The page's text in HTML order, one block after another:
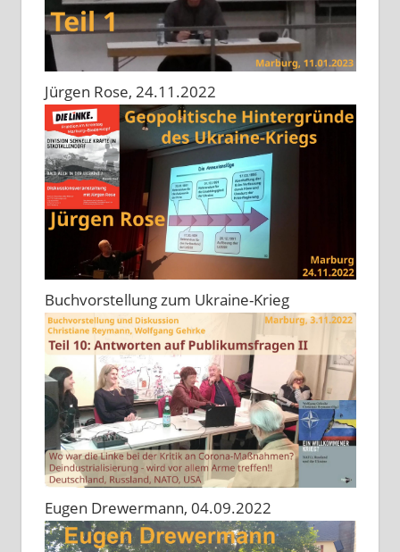
Jürgen Rose, 24.11.2022
Buchvorstellung zum Ukraine-Krieg
Eugen Drewermann, 04.09.2022